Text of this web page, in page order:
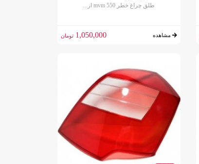
طلق چراغ خطر mvm 550 از...
مشاهده 1,050,000 تومان